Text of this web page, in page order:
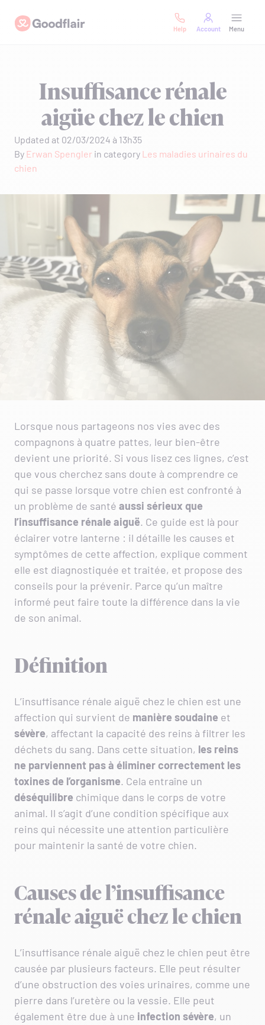
content
Goodflair
Help Account Menu
Insuffisance rénale
aigüe chez le chien
Updated at 02/03/2024 à 13h35
By Erwan Spengler in category Les maladies urinaires du
chien
Lorsque nous partageons nos vies avec des
compagnons à quatre pattes, leur bien-être
devient une priorité. Si vous lisez ces lignes, c’est
que vous cherchez sans doute à comprendre ce
qui se passe lorsque votre chien est confronté à
un problème de santé aussi sérieux que
l’insuffisance rénale aiguë. Ce guide est là pour
éclairer votre lanterne : il détaille les causes et
symptômes de cette affection, explique comment
elle est diagnostiquée et traitée, et propose des
conseils pour la prévenir. Parce qu’un maître
informé peut faire toute la différence dans la vie
de son animal.
Définition
L’insuffisance rénale aiguë chez le chien est une
affection qui survient de manière soudaine et
sévère, affectant la capacité des reins à filtrer les
déchets du sang. Dans cette situation, les reins
ne parviennent pas à éliminer correctement les
toxines de l’organisme. Cela entraîne un
déséquilibre chimique dans le corps de votre
animal. Il s’agit d’une condition spécifique aux
reins qui nécessite une attention particulière
pour maintenir la santé de votre chien.
Causes de l’insuffisance
rénale aiguë chez le chien
L’insuffisance rénale aiguë chez le chien peut être
causée par plusieurs facteurs. Elle peut résulter
d’une obstruction des voies urinaires, comme une
pierre dans l’uretère ou la vessie. Elle peut
également être due à une infection sévère, un